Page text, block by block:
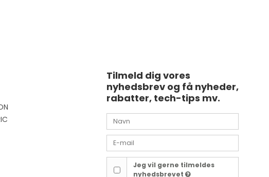
Tilmeld dig vores
nyhedsbrev og få nyheder,
rabatter, tech-tips mv.
Jeg vil gerne tilmeldes
nyhedsbrevet